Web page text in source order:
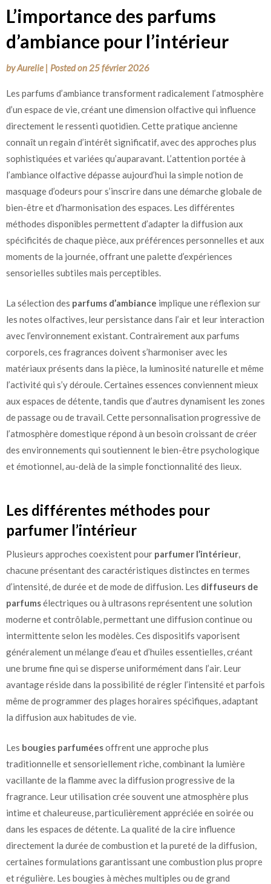
L’importance des parfums
d’ambiance pour l’intérieur
byAurelie Posted on25 février 2026
Les parfums d’ambiance transforment radicalement l’atmosphère
d’un espace de vie, créant une dimension olfactive qui influence
directement le ressenti quotidien. Cette pratique ancienne
connaît un regain d’intérêt significatif, avec des approches plus
sophistiquées et variées qu’auparavant. L’attention portée à
l’ambiance olfactive dépasse aujourd’hui la simple notion de
masquage d’odeurs pour s’inscrire dans une démarche globale de
bien-être et d’harmonisation des espaces. Les différentes
méthodes disponibles permettent d’adapter la diffusion aux
spécificités de chaque pièce, aux préférences personnelles et aux
moments de la journée, offrant une palette d’expériences
sensorielles subtiles mais perceptibles.
La sélection des parfums d’ambiance implique une réflexion sur
les notes olfactives, leur persistance dans l’air et leur interaction
avec l’environnement existant. Contrairement aux parfums
corporels, ces fragrances doivent s’harmoniser avec les
matériaux présents dans la pièce, la luminosité naturelle et même
l’activité qui s’y déroule. Certaines essences conviennent mieux
aux espaces de détente, tandis que d’autres dynamisent les zones
de passage ou de travail. Cette personnalisation progressive de
l’atmosphère domestique répond à un besoin croissant de créer
des environnements qui soutiennent le bien-être psychologique
et émotionnel, au-delà de la simple fonctionnalité des lieux.
Les différentes méthodes pour
parfumer l’intérieur
Plusieurs approches coexistent pour parfumer l’intérieur,
chacune présentant des caractéristiques distinctes en termes
d’intensité, de durée et de mode de diffusion. Les diffuseurs de
parfumsélectriques ou à ultrasons représentent une solution
moderne et contrôlable, permettant une diffusion continue ou
intermittente selon les modèles. Ces dispositifs vaporisent
généralement un mélange d’eau et d’huiles essentielles, créant
une brume fine qui se disperse uniformément dans l’air. Leur
avantage réside dans la possibilité de régler l’intensité et parfois
même de programmer des plages horaires spécifiques, adaptant
la diffusion aux habitudes de vie.
Les bougies parfuméesoffrent une approche plus
traditionnelle et sensoriellement riche, combinant la lumière
vacillante de la flamme avec la diffusion progressive de la
fragrance. Leur utilisation crée souvent une atmosphère plus
intime et chaleureuse, particulièrement appréciée en soirée ou
dans les espaces de détente. La qualité de la cire influence
directement la durée de combustion et la pureté de la diffusion,
certaines formulations garantissant une combustion plus propre
et régulière. Les bougies à mèches multiples ou de grand